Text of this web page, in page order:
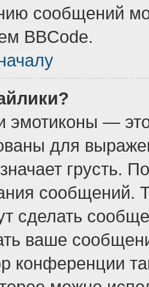
сообщений
BBCode.
эмотиконы —
для
грусть.
сообщений.
сделать
ваше
конференции